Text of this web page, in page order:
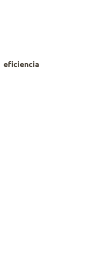
eficiencia